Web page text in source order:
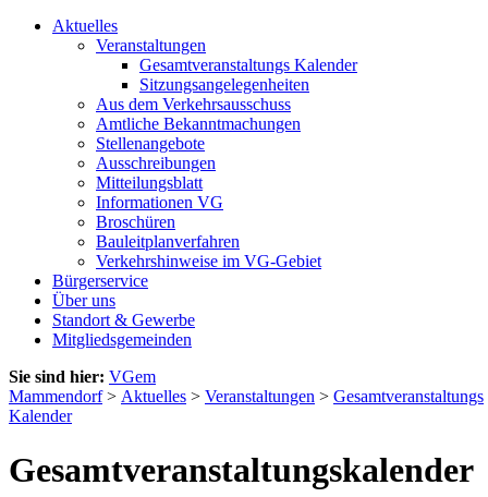
Aktuelles
Veranstaltungen
Gesamtveranstaltungs Kalender
Sitzungsangelegenheiten
Aus dem Verkehrsausschuss
Amtliche Bekanntmachungen
Stellenangebote
Ausschreibungen
Mitteilungsblatt
Informationen VG
Broschüren
Bauleitplanverfahren
Verkehrshinweise im VG-Gebiet
Bürgerservice
Über uns
Standort & Gewerbe
Mitgliedsgemeinden
Sie sind hier: VGem
Mammendorf> Aktuelles > Veranstaltungen > Gesamtveranstaltungs
Kalender
Gesamtveranstaltungskalender